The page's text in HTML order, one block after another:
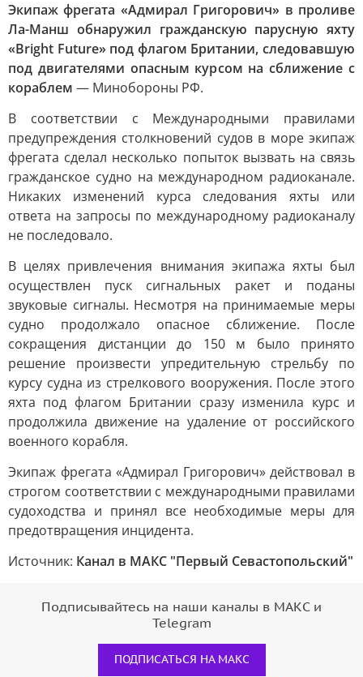
Экипаж фрегата «Адмирал Григорович» в проливе
Ла-Манш обнаружил гражданскую парусную яхту
«Bright Future» под флагом Британии, следовавшую
под двигателями опасным курсом на сближение с
кораблем — Минобороны РФ.
В соответствии с Международными правилами
предупреждения столкновений судов в море экипаж
фрегата сделал несколько попыток вызвать на связь
гражданское судно на международном радиоканале.
Никаких изменений курса следования яхты или
ответа на запросы по международному радиоканалу
не последовало.
В целях привлечения внимания экипажа яхты был
осуществлен пуск сигнальных ракет и поданы
звуковые сигналы. Несмотря на принимаемые меры
судно продолжало опасное сближение. После
сокращения дистанции до 150 м было принято
решение произвести упредительную стрельбу по
курсу судна из стрелкового вооружения. После этого
яхта под флагом Британии сразу изменила курс и
продолжила движение на удаление от российского
военного корабля.
Экипаж фрегата «Адмирал Григорович» действовал в
строгом соответствии с международными правилами
судоходства и принял все необходимые меры для
предотвращения инцидента.
Источник: Канал в МАКС "Первый Севастопольский"
Подписывайтесь на наши каналы в МАКС и
Telegram
ПОДПИСАТЬСЯ НА МАКС